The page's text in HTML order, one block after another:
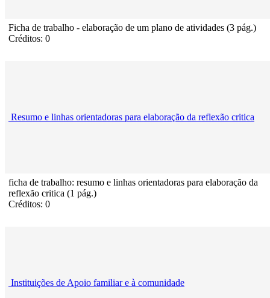
Ficha de trabalho - elaboração de um plano de atividades (3 pág.)
Créditos: 0
Resumo e linhas orientadoras para elaboração da reflexão critica
ficha de trabalho: resumo e linhas orientadoras para elaboração da
reflexão critica (1 pág.)
Créditos: 0
Instituições de Apoio familiar e à comunidade